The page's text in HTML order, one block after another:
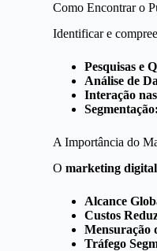
Como Encontrar o
Identificar e
Pesquisas e
Análise de
Interação
Segmentação:
A Importância do
Omarketing digital
Alcance
Custos
Mensuração
Tráfego